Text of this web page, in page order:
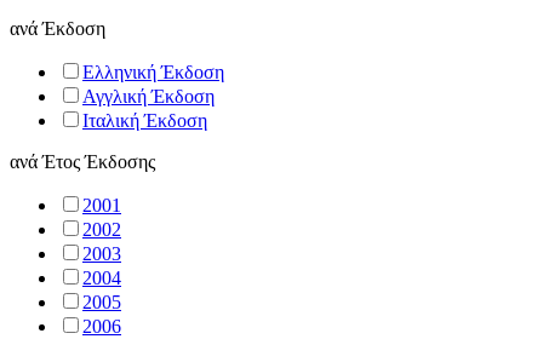
ανάΈκδοση
Ελληνική Έκδοση
Αγγλική Έκδοση
Ιταλική Έκδοση
ανάΈτος Έκδοσης
2001
2002
2003
2004
2005
2006